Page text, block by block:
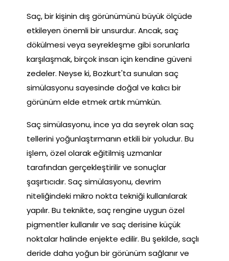
Saç, bir kişinin dış görünümünü büyük ölçüde
etkileyen önemli bir unsurdur. Ancak, saç
dökülmesi veya seyrekleşme gibi sorunlarla
karşılaşmak, birçok insan için kendine güveni
zedeler. Neyse ki, Bozkurt'ta sunulan saç
simülasyonu sayesinde doğal ve kalıcı bir
görünüm elde etmek artık mümkün.
Saç simülasyonu, ince ya da seyrek olan saç
tellerini yoğunlaştırmanın etkili bir yoludur. Bu
işlem, özel olarak eğitilmiş uzmanlar
tarafından gerçekleştirilir ve sonuçlar
şaşırtıcıdır. Saç simülasyonu, devrim
niteliğindeki mikro nokta tekniği kullanılarak
yapılır. Bu teknikte, saç rengine uygun özel
pigmentler kullanılır ve saç derisine küçük
noktalar halinde enjekte edilir. Bu şekilde, saçlı
deride daha yoğun bir görünüm sağlanır ve